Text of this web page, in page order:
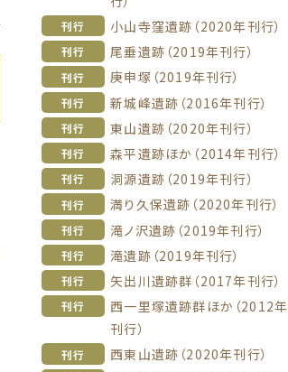
刊行 小山寺窪遺跡（2020年刊行）
刊行 尾垂遺跡（2019年刊行）
刊行 庚申塚（2019年刊行）
刊行 新城峰遺跡（2016年刊行）
刊行 東山遺跡（2020年刊行）
刊行 森平遺跡ほか（2014年刊行）
刊行 洞源遺跡（2019年刊行）
刊行 満り久保遺跡（2020年刊行）
刊行 滝ノ沢遺跡（2019年刊行）
刊行 滝遺跡（2019年刊行）
刊行 矢出川遺跡群（2017年刊行）
刊行
西一里塚遺跡群ほか（2012年
刊行）
刊行 西東山遺跡（2020年刊行）